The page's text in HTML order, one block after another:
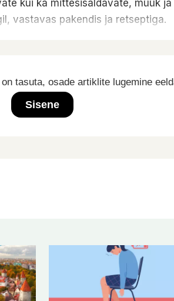
kui ka mittesisaldavate, müük
vastavas pakendis ja retseptiga.
tasuta, osade artiklite lugemine
Sisene